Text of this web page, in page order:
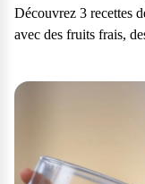
Découvrez 3 recettes
avec des fruits frais,
Vous avez des
de votre matériel ?